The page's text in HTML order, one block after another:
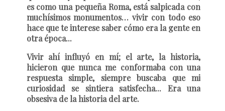
es como una pequeña Roma, está salpicada con
muchísimos monumentos… vivir con todo eso
hace que te interese saber cómo era la gente en
otra época...
Vivir ahí influyó en mí; el arte, la historia,
hicieron que nunca me conformaba con una
respuesta simple, siempre buscaba que mi
curiosidad se sintiera satisfecha... Era una
obsesiva de la historia del arte.